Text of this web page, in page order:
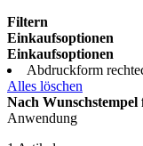
Filtern
Einkaufsoptionen
Einkaufsoptionen
Abdruckform
Alles löschen
Nach Wunschstempel
Anwendung